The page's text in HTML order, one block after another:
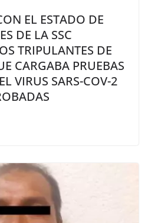
EL ESTADO DE
DE LA SSC
TRIPULANTES DE
CARGABA PRUEBAS
VIRUS SARS-COV-2